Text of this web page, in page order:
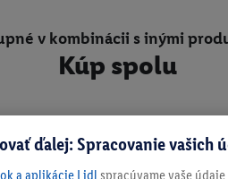
v kombinácii s inými
Kúp spolu
ďalej: Spracovanie vašich
a aplikácie Lidl spracúvame vaše